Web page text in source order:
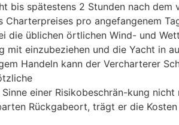
bis spätestens 2 Stunden nach
pro angefangenem
die üblichen örtlichen Wind- und
einzubeziehen und die Yacht in
Handeln kann der Vercharterer
einer Risikobeschrän-kung
Rückgabeort, trägt er die